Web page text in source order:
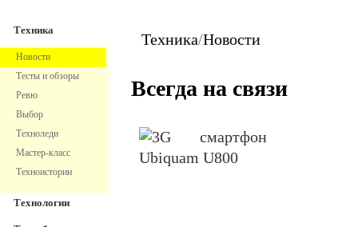
Техника
Новости
Тесты и обзоры
Ревю
Выбор
Техноледи
Мастер-класс
Техноистории
Технологии
Техника/Новости
Всегда на связи